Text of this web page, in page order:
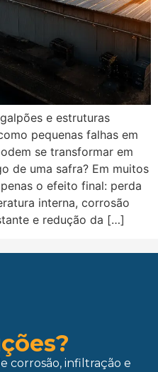
e estruturas
pequenas falhas em
se transformar em
de uma safra? Em muitos
o efeito final: perda
interna, corrosão
e redução da […]
corrosão, infiltração e